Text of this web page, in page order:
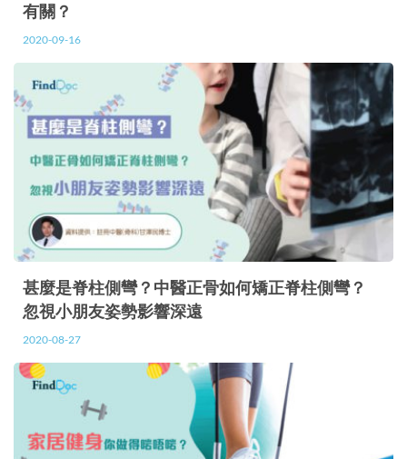
有關？
2020-09-16
甚麼是脊柱側彎？中醫正骨如何矯正脊柱側彎？
忽視小朋友姿勢影響深遠
2020-08-27